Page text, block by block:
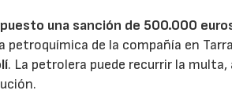
una sanción de 500.000
petroquímica de la compañía en
. La petrolera puede recurrir la